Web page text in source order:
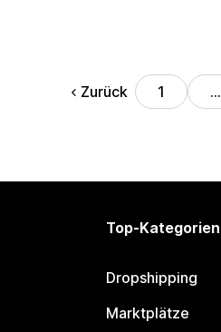
Zurück 1 …
Top-Kategorien
Dropshipping
Marktplätze